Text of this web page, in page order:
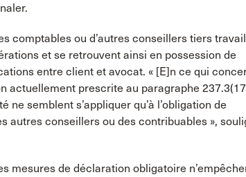
comptables ou d’autres conseillers tiers
et se retrouvent ainsi en possession de
entre client et avocat. « [E]n ce qui
actuellement prescrite au paragraphe
semblent s’appliquer qu’à l’obligation de
autres conseillers ou des contribuables »,
mesures de déclaration obligatoire